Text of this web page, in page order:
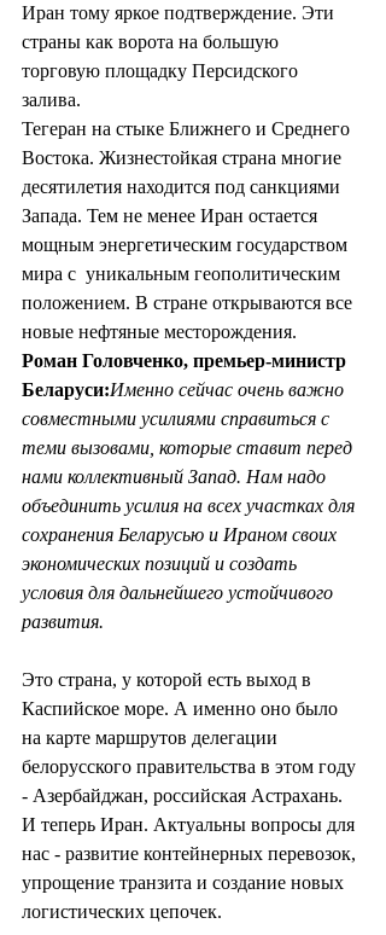
Иран тому яркое подтверждение. Эти
страны как ворота на большую
торговую площадку Персидского
залива.
Тегеран на стыке Ближнего и Среднего
Востока. Жизнестойкая страна многие
десятилетия находится под санкциями
Запада. Тем не менее Иран остается
мощным энергетическим государством
мира с  уникальным геополитическим
положением. В стране открываются все
новые нефтяные месторождения.
Роман Головченко, премьер-министр
Беларуси:Именно сейчас очень важно
совместными усилиями справиться с
теми вызовами, которые ставит перед
нами коллективный Запад. Нам надо
объединить усилия на всех участках для
сохранения Беларусью и Ираном своих
экономических позиций и создать
условия для дальнейшего устойчивого
развития.
Это страна, у которой есть выход в
Каспийское море. А именно оно было
на карте маршрутов делегации
белорусского правительства в этом году
- Азербайджан, российская Астрахань.
И теперь Иран. Актуальны вопросы для
нас - развитие контейнерных перевозок,
упрощение транзита и создание новых
логистических цепочек.